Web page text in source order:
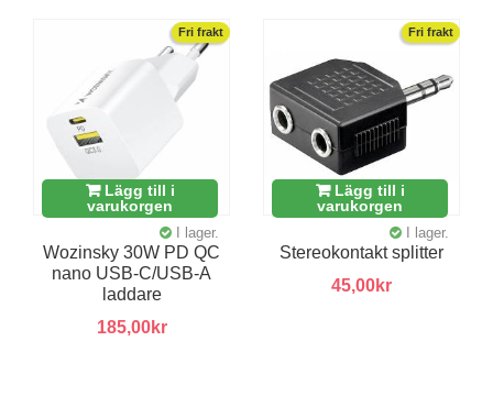
Fri frakt
Lägg till i
varukorgen
I lager.
Wozinsky 30W PD QC
nano USB-C/USB-A
laddare
185,00kr
Fri frakt
Lägg till i
varukorgen
I lager.
Stereokontakt splitter
45,00kr